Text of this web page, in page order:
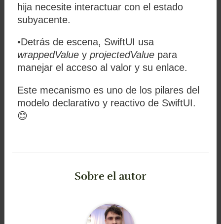
hija necesite interactuar con el estado
subyacente.
•Detrás de escena, SwiftUI usa
wrappedValue yprojectedValue para
manejar el acceso al valor y su enlace.
Este mecanismo es uno de los pilares del
modelo declarativo y reactivo de SwiftUI.
😊
Sobre el autor